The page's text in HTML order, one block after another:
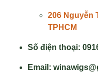
206 Nguyễn
TPHCM
Số điện thoại:
Email: